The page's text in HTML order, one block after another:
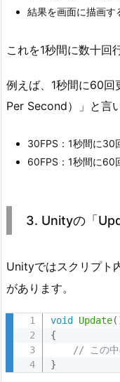
n
t
の
「U
メ
ッ
ド
4.
フ
レ
ー
結果を画面に描画す
これを1秒間に数十回
例えば、1秒間に60
Per Second）」と言
30FPS：1秒間に30
60FPS：1秒間に60
3. Unityの「
Unityではスクリプト
があります。
void Update(
{
// この中
}